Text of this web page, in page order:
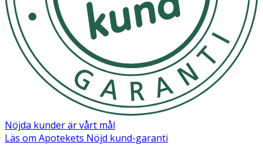
Nöjda kunder är vårt mål
Läs om Apotekets Nöjd kund-garanti